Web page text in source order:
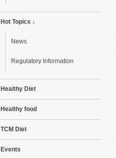
Hot Topics ↓
News
Regulatory Information
Healthy Diet
Healthy food
TCM Diet
Events